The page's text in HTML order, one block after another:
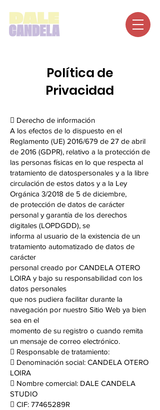
Política de
Privacidad
 Derecho de información
A los efectos de lo dispuesto en el
Reglamento (UE) 2016/679 de 27 de abril
de 2016 (GDPR), relativo a la protección de
las personas físicas en lo que respecta al
tratamiento de datospersonales y a la libre
circulación de estos datos y a la Ley
Orgánica 3/2018 de 5 de diciembre,
de protección de datos de carácter
personal y garantía de los derechos
digitales (LOPDGDD), se
informa al usuario de la existencia de un
tratamiento automatizado de datos de
carácter
personal creado por CANDELA OTERO
LOIRA y bajo su responsabilidad con los
datos personales
que nos pudiera facilitar durante la
navegación por nuestro Sitio Web ya bien
sea en el
momento de su registro o cuando remita
un mensaje de correo electrónico.
 Responsable de tratamiento:
 Denominación social: CANDELA OTERO
LOIRA
 Nombre comercial: DALE CANDELA
STUDIO
 CIF: 77465289R